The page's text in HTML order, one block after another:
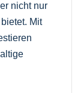
nicht nur
Mit